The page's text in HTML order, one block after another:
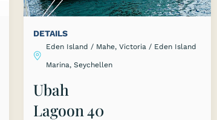
DETAILS
Eden Island / Mahe, Victoria / Eden Island
Marina, Seychellen
Ubah
Lagoon 40